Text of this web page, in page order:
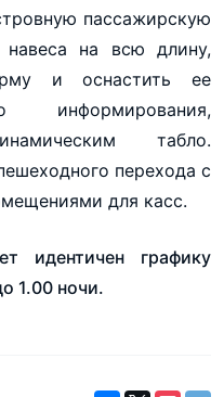
пассажирскую
на всю длину,
и оснастить ее
информирования,
табло.
перехода с
для касс.
идентичен графику
1.00 ночи.